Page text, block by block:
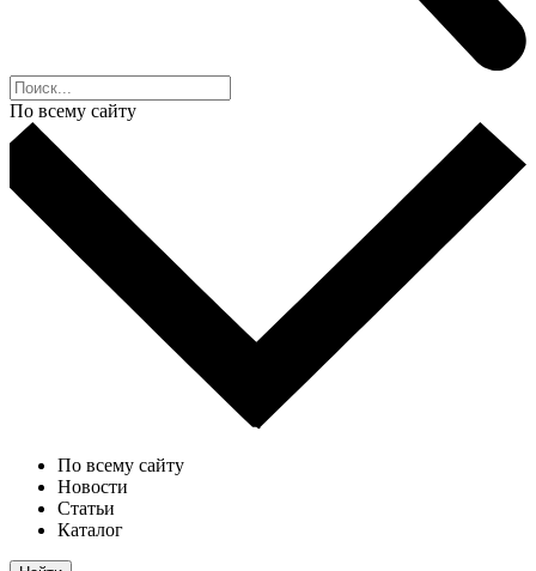
По всему сайту
По всему сайту
Новости
Статьи
Каталог